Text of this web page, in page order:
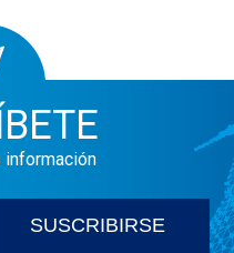
información